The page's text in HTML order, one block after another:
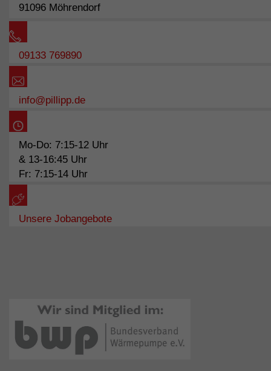
91096 Möhrendorf
09133 769890
info@pillipp.de
Mo-Do: 7:15-12 Uhr
& 13-16:45 Uhr
Fr: 7:15-14 Uhr
Unsere Jobangebote